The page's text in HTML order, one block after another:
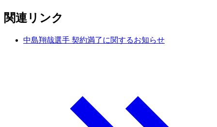
関連リンク
中島翔哉選手 契約満了に関するお知らせ